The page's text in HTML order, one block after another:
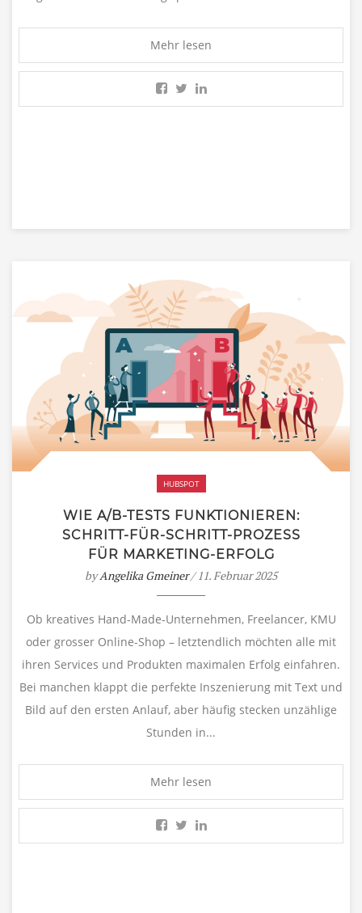
Mehr lesen
HUBSPOT
WIE A/B-TESTS FUNKTIONIEREN:
SCHRITT-FÜR-SCHRITT-PROZESS
FÜR MARKETING-ERFOLG
byAngelika Gmeiner/ 11. Februar 2025
Ob kreatives Hand-Made-Unternehmen, Freelancer, KMU
oder grosser Online-Shop – letztendlich möchten alle mit
ihren Services und Produkten maximalen Erfolg einfahren.
Bei manchen klappt die perfekte Inszenierung mit Text und
Bild auf den ersten Anlauf, aber häufig stecken unzählige
Stunden in...
Mehr lesen